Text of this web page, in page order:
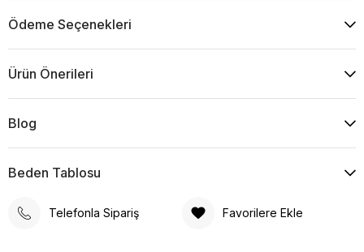
Ödeme Seçenekleri
Ürün Önerileri
Blog
Beden Tablosu
Telefonla Sipariş Favorilere Ekle